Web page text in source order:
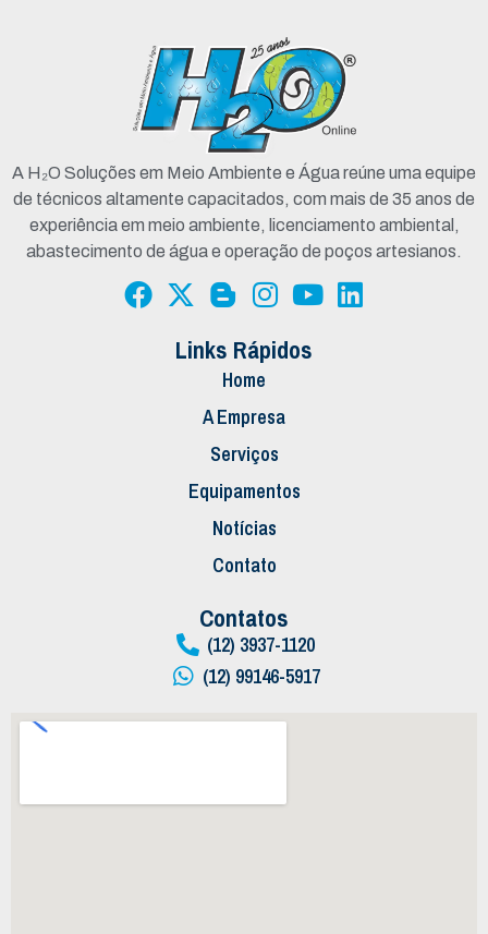
A H₂O Soluções em Meio Ambiente e Água reúne uma equipe
de técnicos altamente capacitados, com mais de 35 anos de
experiência em meio ambiente, licenciamento ambiental,
abastecimento de água e operação de poços artesianos.
Links Rápidos
Home
A Empresa
Serviços
Equipamentos
Notícias
Contato
Contatos
(12) 3937-1120
(12) 99146-5917